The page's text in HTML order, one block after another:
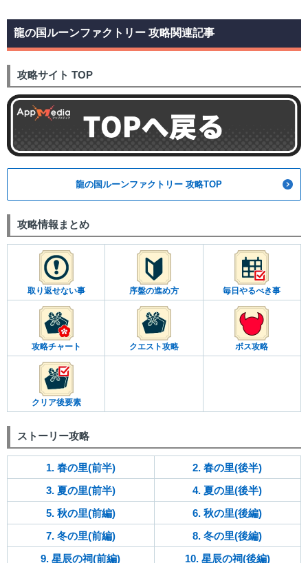
龍の国ルーンファクトリー 攻略関連記事
攻略サイト TOP
龍の国ルーンファクトリー 攻略TOP
攻略情報まとめ
取り返せない事 序盤の進め方 毎日やるべき事
攻略チャート クエスト攻略 ボス攻略
クリア後要素
ストーリー攻略
1. 春の里(前半)
2. 春の里(後半)
3. 夏の里(前半)
4. 夏の里(後半)
5. 秋の里(前編)
6. 秋の里(後編)
7. 冬の里(前編)
8. 冬の里(後編)
9. 星辰の祠(前編)
10. 星辰の祠(後編)